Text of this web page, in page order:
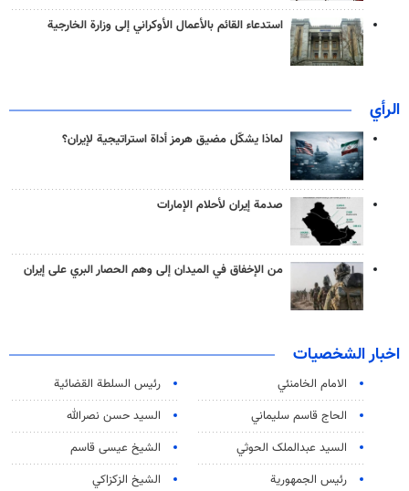
استدعاء القائم بالأعمال الأوكراني إلى وزارة الخارجية
الرأي
لماذا يشكّل مضيق هرمز أداة استراتيجية لإيران؟
صدمة إيران لأحلام الإمارات
من الإخفاق في الميدان إلى وهم الحصار البري على إيران
اخبار الشخصيات
الامام الخامنئي
رئیس السلطة القضائیة
الحاج قاسم سليماني
السيد حسن نصرالله
السید عبدالملک الحوثي
الشيخ عيسى قاسم
رئيس الجمهورية
الشيخ الزكزاكي